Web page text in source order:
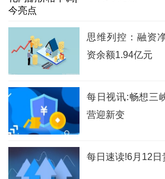
思维列控：融资
资余额1.94亿元
每日视讯:​畅想三
营迎新变
每日速读!6月12